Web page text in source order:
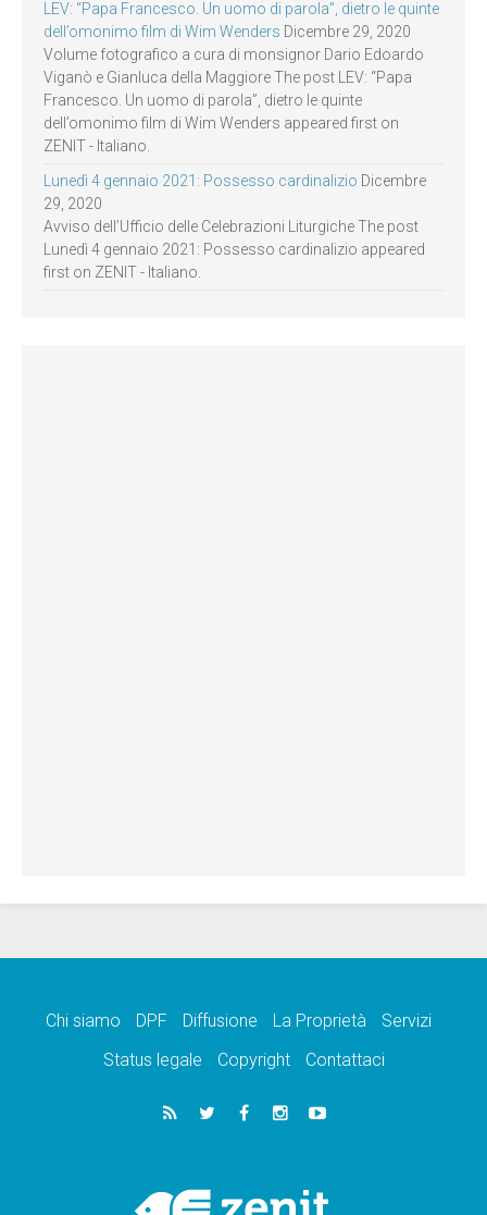
LEV: “Papa Francesco. Un uomo di parola”, dietro le quinte
dell’omonimo film di Wim Wenders Dicembre 29, 2020
Volume fotografico a cura di monsignor Dario Edoardo
Viganò e Gianluca della Maggiore The post LEV: “Papa
Francesco. Un uomo di parola”, dietro le quinte
dell’omonimo film di Wim Wenders appeared first on
ZENIT - Italiano.
Lunedì 4 gennaio 2021: Possesso cardinalizio Dicembre
29, 2020
Avviso dell’Ufficio delle Celebrazioni Liturgiche The post
Lunedì 4 gennaio 2021: Possesso cardinalizio appeared
first on ZENIT - Italiano.
Chi siamo DPF Diffusione La Proprietà
Servizi
Status legale
Copyright Contattaci